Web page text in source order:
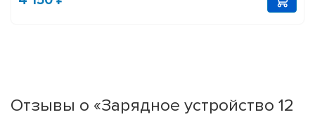
Отзывы о «Зарядное устройство 12